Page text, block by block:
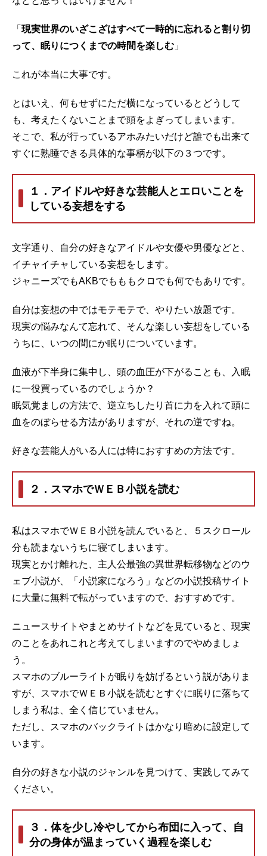
「 現実世界のいざこざはすべて一時的に忘れると割り切
って、眠りにつくまでの時間を楽しむ 」
これが本当に大事です。
とはいえ、何もせずにただ横になっているとどうして
も、考えたくないことまで頭をよぎってしまいます。
そこで、私が行っているアホみたいだけど誰でも出来て
すぐに熟睡できる具体的な事柄が以下の３つです。
１．アイドルや好きな芸能人とエロいことを
している妄想をする
文字通り、自分の好きなアイドルや女優や男優などと、
イチャイチャしている妄想をします。
ジャニーズでもAKBでもももクロでも何でもありです。
自分は妄想の中ではモテモテで、やりたい放題です。
現実の悩みなんて忘れて、そんな楽しい妄想をしている
うちに、いつの間にか眠りについています。
血液が下半身に集中し、頭の血圧が下がることも、入眠
に一役買っているのでしょうか？
眠気覚ましの方法で、逆立ちしたり首に力を入れて頭に
血をのぼらせる方法がありますが、それの逆ですね。
好きな芸能人がいる人には特におすすめの方法です。
２．スマホでＷＥＢ小説を読む
私はスマホでＷＥＢ小説を読んでいると、５スクロール
分も読まないうちに寝てしまいます。
現実とかけ離れた、主人公最強の異世界転移物などのウ
ェブ小説が、「小説家になろう」などの小説投稿サイト
に大量に無料で転がっていますので、おすすめです。
ニュースサイトやまとめサイトなどを見ていると、現実
のことをあれこれと考えてしまいますのでやめましょ
う。
スマホのブルーライトが眠りを妨げるという説がありま
すが、スマホでＷＥＢ小説を読むとすぐに眠りに落ちて
しまう私は、全く信じていません。
ただし、スマホのバックライトはかなり暗めに設定して
います。
自分の好きな小説のジャンルを見つけて、実践してみて
ください。
３．体を少し冷やしてから布団に入って、自
分の身体が温まっていく過程を楽しむ